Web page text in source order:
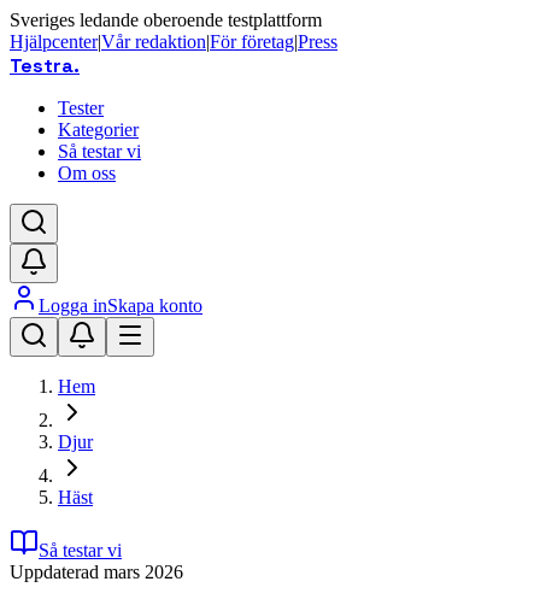
Sveriges ledande oberoende testplattform
Hjälpcenter|Vår redaktion|För företag|Press
Testra.
Tester
Kategorier
Så testar vi
Om oss
Logga inSkapa konto
Hem
Djur
Häst
Så testar vi
Uppdaterad mars 2026